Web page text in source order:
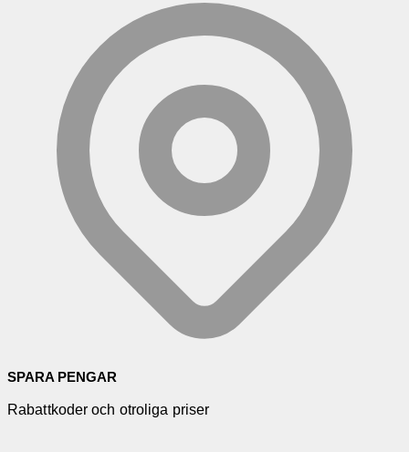
SPARA PENGAR
Rabattkoder och otroliga priser